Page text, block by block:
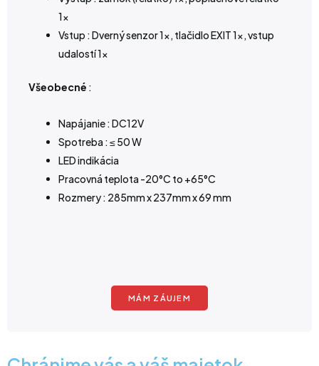
1x
Vstup : Dverný senzor 1x, tlačidlo EXIT 1x, vstup
udalostí 1x
Všeobecné :
Napájanie : DC12V
Spotreba : ≤ 50 W
LED indikácia
Pracovná teplota -20°C to +65°C
Rozmery : 285mm x 237mm x 69 mm
MÁM ZÁUJEM